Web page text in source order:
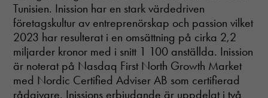
Tunisien. Inission har en stark värdedriven
företagskultur av entreprenörskap och passion vilket
2023 har resulterat i en omsättning på cirka 2,2
miljarder kronor med i snitt 1 100 anställda. Inission
är noterat på Nasdaq First North Growth Market
med Nordic Certified Adviser AB som certifierad
rådgivare. Inissions erbjudande är uppdelat i två
taget ska
Statistik
In order for
us to
improve the